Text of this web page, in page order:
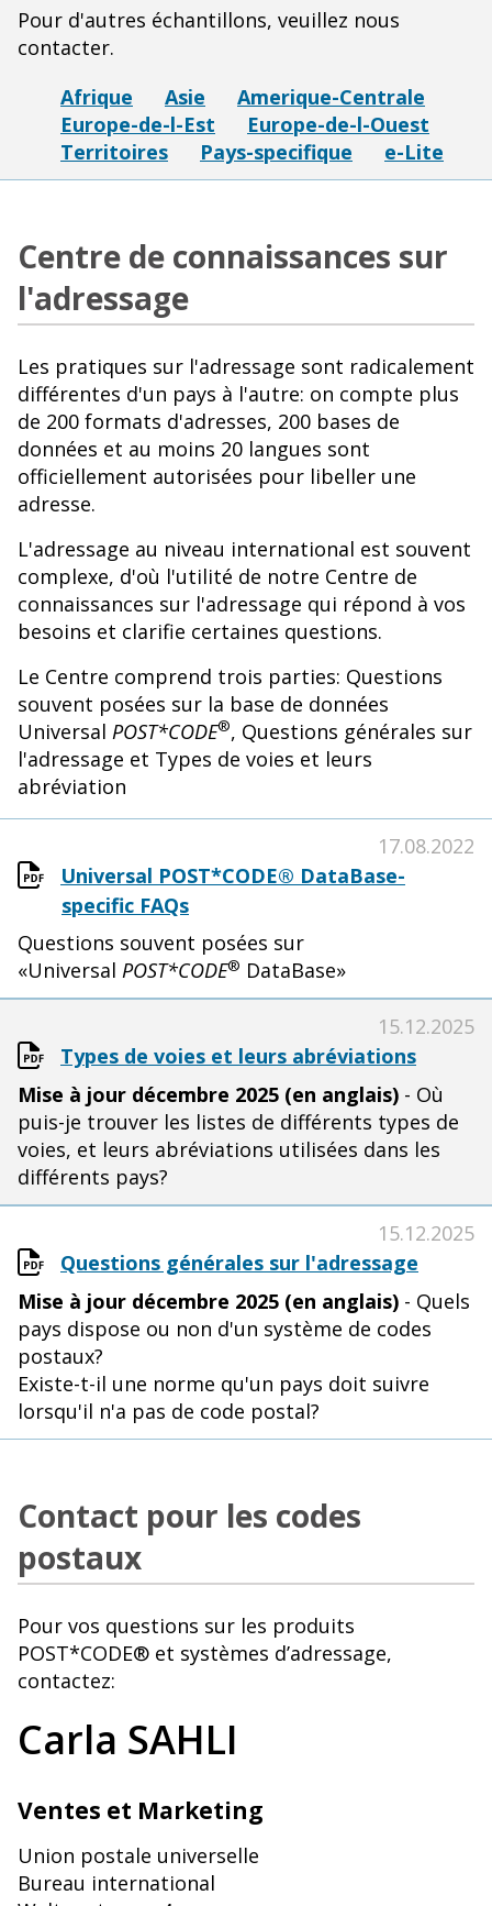
Pour d'autres échantillons, veuillez nous
contacter.
Afrique
Asie
Amerique-Centrale
Europe-de-l-Est
Europe-de-l-Ouest
Territoires
Pays-specifique e-Lite
Centre de connaissances sur
l'adressage
Les pratiques sur l'adressage sont radicalement
différentes d'un pays à l'autre: on compte plus
de 200 formats d'adresses, 200 bases de
données et au moins 20 langues sont
officiellement autorisées pour libeller une
adresse.
L'adressage au niveau international est souvent
complexe, d'où l'utilité de notre Centre de
connaissances sur l'adressage qui répond à vos
besoins et clarifie certaines questions.
Le Centre comprend trois parties: Questions
souvent posées sur la base de données
Universal POST*CODE®, Questions générales sur
l'adressage et Types de voies et leurs
abréviation
Universal POST*CODE® DataBase-
specific FAQs
17.08.2022
Questions souvent posées sur
«Universal POST*CODE® DataBase»
Types de voies et leurs abréviations
15.12.2025
Mise à jour décembre 2025 (en anglais) - Où
puis-je trouver les listes de différents types de
voies, et leurs abréviations utilisées dans les
différents pays?
Questions générales sur l'adressage
15.12.2025
Mise à jour décembre 2025 (en anglais) - Quels
pays dispose ou non d'un système de codes
postaux?
Existe-t-il une norme qu'un pays doit suivre
lorsqu'il n'a pas de code postal?
Contact pour les codes
postaux
Pour vos questions sur les produits
POST*CODE® et systèmes d’adressage,
contactez:
Carla SAHLI
Ventes et Marketing
Union postale universelle
Bureau international